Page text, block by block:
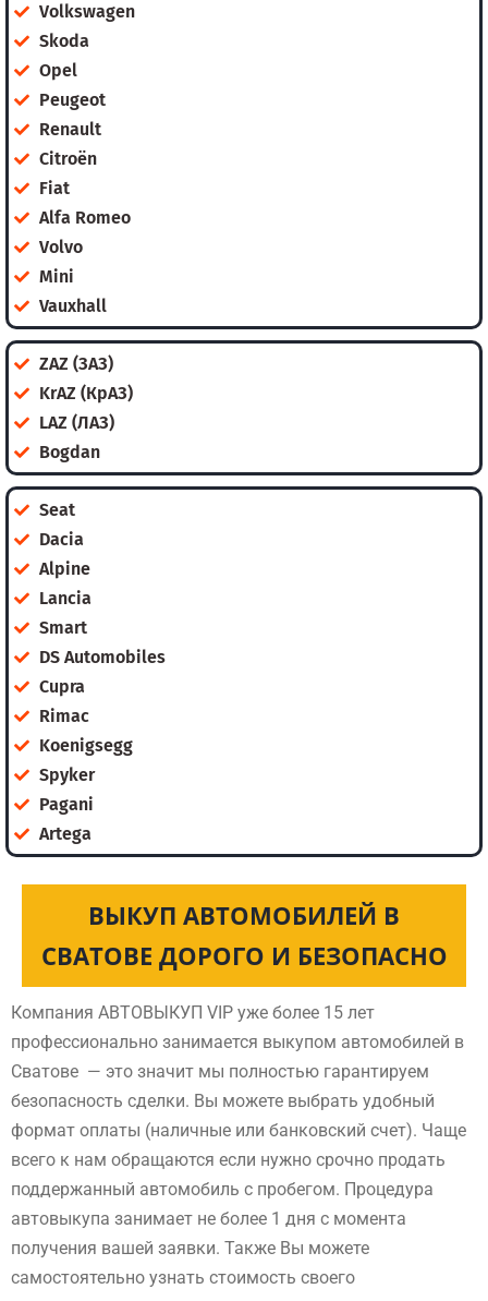
Volkswagen
Skoda
Opel
Peugeot
Renault
Citroën
Fiat
Alfa Romeo
Volvo
Mini
Vauxhall
ZAZ (ЗАЗ)
KrAZ (КрАЗ)
LAZ (ЛАЗ)
Bogdan
Seat
Dacia
Alpine
Lancia
Smart
DS Automobiles
Cupra
Rimac
Koenigsegg
Spyker
Pagani
Artega
ВЫКУП АВТОМОБИЛЕЙ В
СВАТОВЕ ДОРОГО И БЕЗОПАСНО
Компания АВТОВЫКУП VIP уже более 15 лет
профессионально занимается выкупом автомобилей в
Сватове — это значит мы полностью гарантируем
безопасность сделки. Вы можете выбрать удобный
формат оплаты (наличные или банковский счет). Чаще
всего к нам обращаются если нужно срочно продать
поддержанный автомобиль с пробегом. Процедура
автовыкупа занимает не более 1 дня с момента
получения вашей заявки. Также Вы можете
самостоятельно узнать стоимость своего